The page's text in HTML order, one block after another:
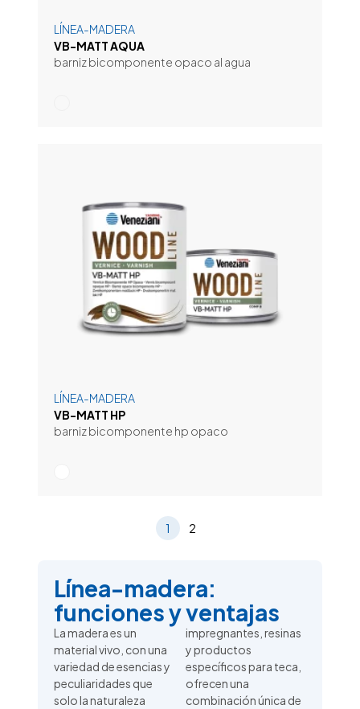
LÍNEA-MADERA
VB-MATT AQUA
barniz bicomponente opaco al agua
LÍNEA-MADERA
VB-MATT HP
barniz bicomponente hp opaco
1 2
Línea-madera:
funciones y ventajas
La madera es un
material vivo, con una
variedad de esencias y
peculiaridades que
solo la naturaleza
impregnantes, resinas
y productos
específicos para teca,
ofrecen una
combinación única de